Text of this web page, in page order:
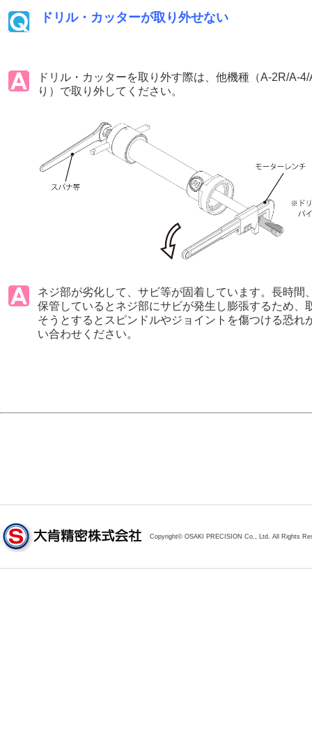
ドリル・カッターが取り外せない
ドリル・カッターを取り外す際は、他機種（A-2R/A-
り）で取り外してください。
ネジ部が劣化して、サビ等が固着しています。長時間
保管しているとネジ部にサビが発生し膨張するため、
そうとするとスピンドルやジョイントを傷つける恐れ
い合わせください。
Copyright© OSAKI PRECISION Co., Ltd. All Rights